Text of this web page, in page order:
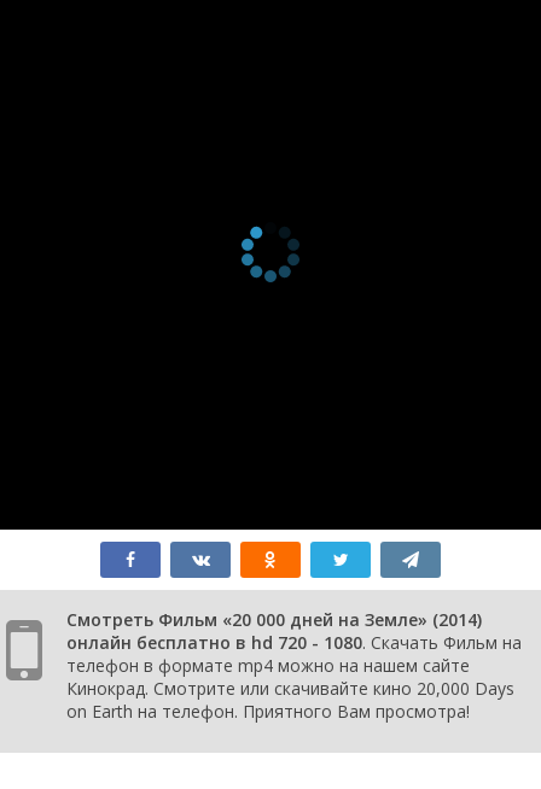
Смотреть Фильм «20 000 дней на Земле» (2014)
онлайн бесплатно в hd 720 - 1080. Скачать Фильм на
телефон в формате mp4 можно на нашем сайте
Кинокрад. Смотрите или скачивайте кино 20,000 Days
on Earth на телефон. Приятного Вам просмотра!